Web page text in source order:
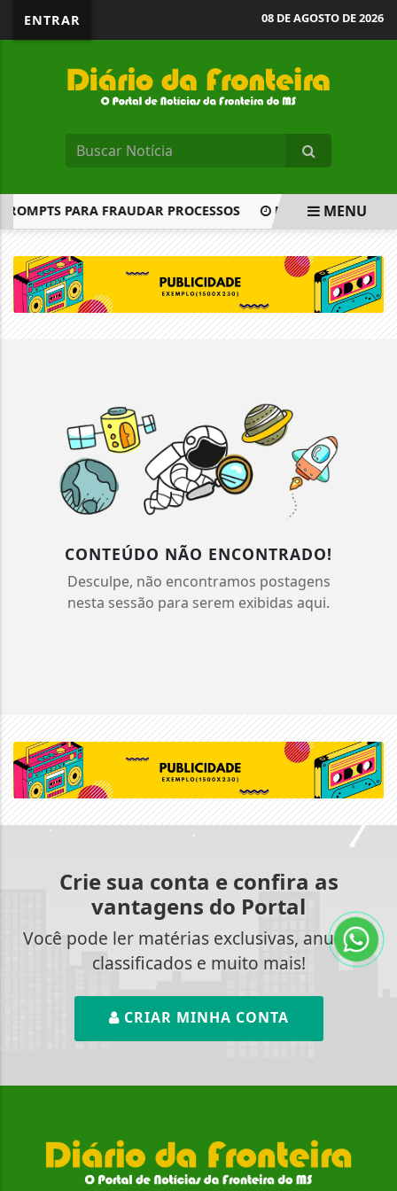
ENTRAR 08 DE AGOSTO DE 2026
PARA FRAUDAR PROCESSOS MEGA-SENA
MENU
CONTEÚDO NÃO ENCONTRADO!
Desculpe, não encontramos postagens
nesta sessão para serem exibidas aqui.
Crie sua conta e confira as
vantagens do Portal
Você pode ler matérias exclusivas, anunciar
classificados e muito mais!
CRIAR MINHA CONTA